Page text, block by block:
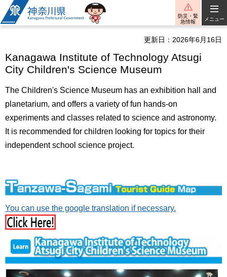
神奈川県
防災・緊
急情報
メニュー
更新日：2026年6月16日
Kanagawa Institute of Technology Atsugi
City Children's Science Museum
The Children's Science Museum has an exhibition hall and
planetarium, and offers a variety of fun hands-on
experiments and classes related to science and astronomy.
It is recommended for children looking for topics for their
independent school science project.
You can use the google translation if necessary.